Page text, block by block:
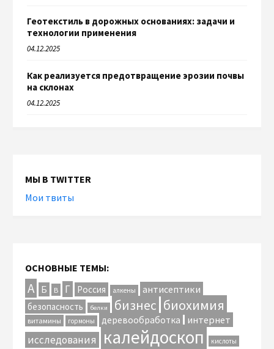
Геотекстиль в дорожных основаниях: задачи и
технологии применения
04.12.2025
Как реализуется предотвращение эрозии почвы
на склонах
04.12.2025
МЫ В TWITTER
Мои твиты
ОСНОВНЫЕ ТЕМЫ:
А Б В Г Россия алкены антисептики
безопасность белки бизнес биохимия
витамины гормоны деревообработка интернет
исследования калейдоскоп кислоты